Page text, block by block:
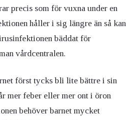
precis som för vuxna under en
håller i sig längre än så kan
bäddat för
vårdcentralen.
först tycks bli lite bättre i sin
mer feber eller mer ont i öron
behöver barnet mycket